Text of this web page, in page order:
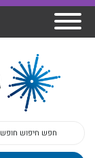
אודות גישות
פיתוח מנהלים
הדרכות
פעילות